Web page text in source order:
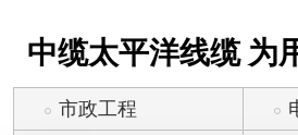
中缆太平洋线缆 为
市政工程